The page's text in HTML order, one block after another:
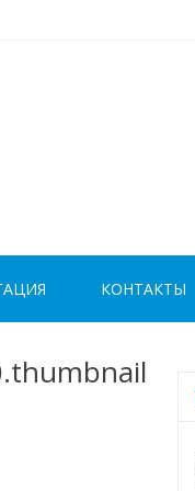
КОНТАКТЫ